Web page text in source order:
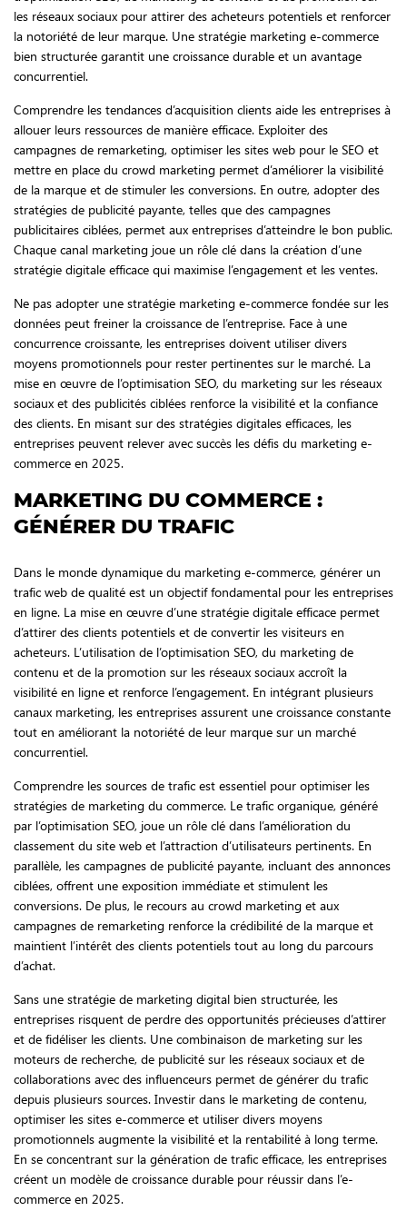
les réseaux sociaux pour attirer des acheteurs potentiels et renforcer
la notoriété de leur marque. Une stratégie marketing e-commerce
bien structurée garantit une croissance durable et un avantage
concurrentiel.
Comprendre les tendances d’acquisition clients aide les entreprises à
allouer leurs ressources de manière efficace. Exploiter des
campagnes de remarketing, optimiser les sites web pour le SEO et
mettre en place du crowd marketing permet d’améliorer la visibilité
de la marque et de stimuler les conversions. En outre, adopter des
stratégies de publicité payante, telles que des campagnes
publicitaires ciblées, permet aux entreprises d’atteindre le bon public.
Chaque canal marketing joue un rôle clé dans la création d’une
stratégie digitale efficace qui maximise l’engagement et les ventes.
Ne pas adopter une stratégie marketing e-commerce fondée sur les
données peut freiner la croissance de l’entreprise. Face à une
concurrence croissante, les entreprises doivent utiliser divers
moyens promotionnels pour rester pertinentes sur le marché. La
mise en œuvre de l’optimisation SEO, du marketing sur les réseaux
sociaux et des publicités ciblées renforce la visibilité et la confiance
des clients. En misant sur des stratégies digitales efficaces, les
entreprises peuvent relever avec succès les défis du marketing e-
commerce en 2025.
MARKETING DU COMMERCE :
GÉNÉRER DU TRAFIC
Dans le monde dynamique du marketing e-commerce, générer un
trafic web de qualité est un objectif fondamental pour les entreprises
en ligne. La mise en œuvre d’une stratégie digitale efficace permet
d’attirer des clients potentiels et de convertir les visiteurs en
acheteurs. L’utilisation de l’optimisation SEO, du marketing de
contenu et de la promotion sur les réseaux sociaux accroît la
visibilité en ligne et renforce l’engagement. En intégrant plusieurs
canaux marketing, les entreprises assurent une croissance constante
tout en améliorant la notoriété de leur marque sur un marché
concurrentiel.
Comprendre les sources de trafic est essentiel pour optimiser les
stratégies de marketing du commerce. Le trafic organique, généré
par l’optimisation SEO, joue un rôle clé dans l’amélioration du
classement du site web et l’attraction d’utilisateurs pertinents. En
parallèle, les campagnes de publicité payante, incluant des annonces
ciblées, offrent une exposition immédiate et stimulent les
conversions. De plus, le recours au crowd marketing et aux
campagnes de remarketing renforce la crédibilité de la marque et
maintient l’intérêt des clients potentiels tout au long du parcours
d’achat.
Sans une stratégie de marketing digital bien structurée, les
entreprises risquent de perdre des opportunités précieuses d’attirer
et de fidéliser les clients. Une combinaison de marketing sur les
moteurs de recherche, de publicité sur les réseaux sociaux et de
collaborations avec des influenceurs permet de générer du trafic
depuis plusieurs sources. Investir dans le marketing de contenu,
optimiser les sites e-commerce et utiliser divers moyens
promotionnels augmente la visibilité et la rentabilité à long terme.
En se concentrant sur la génération de trafic efficace, les entreprises
créent un modèle de croissance durable pour réussir dans l’e-
commerce en 2025.